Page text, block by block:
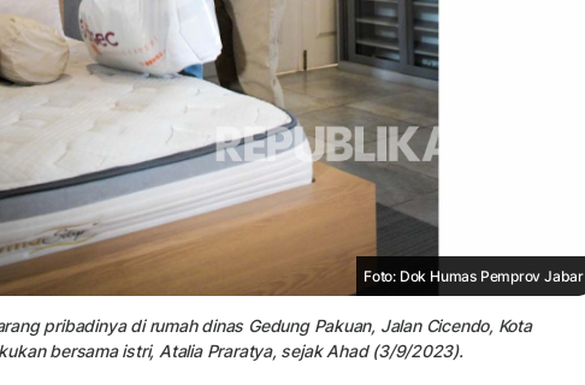
Foto: Dok Humas Pemprov Jabar
pribadinya di rumah dinas Gedung Pakuan, Jalan Cicendo, Kota
bersama istri, Atalia Praratya, sejak Ahad (3/9/2023).